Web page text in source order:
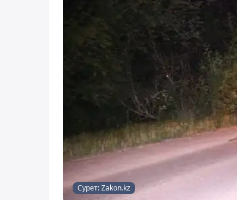
Сурет: Zakon.kz